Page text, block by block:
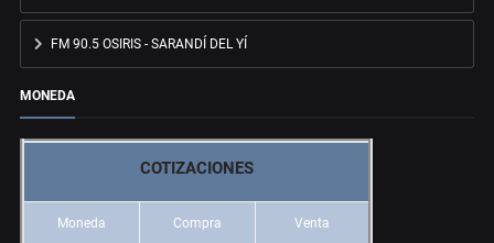
FM 90.5 OSIRIS - SARANDÍ DEL YÍ
MONEDA
COTIZACIONES
Moneda Compra Venta